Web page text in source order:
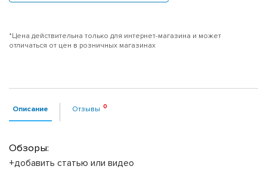
*Цена действительна только для интернет-магазина и может
отличаться от цен в розничных магазинах
Описание Отзывы
Обзоры:
+добавить статью или видео